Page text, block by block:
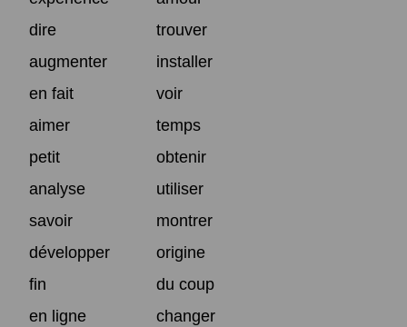
dire
trouver
augmenter
installer
en fait
voir
aimer
temps
petit
obtenir
analyse
utiliser
savoir
montrer
développer
origine
fin
du coup
en ligne
changer